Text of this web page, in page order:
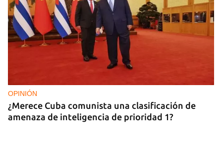
OPINIÓN
¿Merece Cuba comunista una clasificación de
amenaza de inteligencia de prioridad 1?